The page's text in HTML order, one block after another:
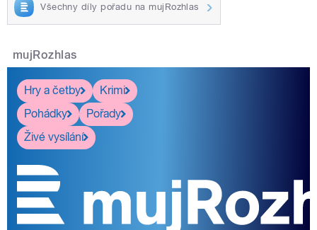
Všechny díly pořadu na mujRozhlas
mujRozhlas
Hry a četby
Krimi
Pohádky
Pořady
Živé vysílání